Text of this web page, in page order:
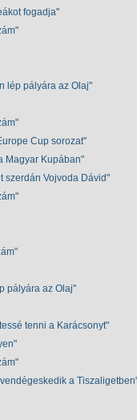
fogadja
lép pályára az Olaj
Cup sorozat
Magyar Kupában
szerdán Vojvoda Dávid
pályára az Olaj
tenni a Karácsonyt
a Tiszaligetben